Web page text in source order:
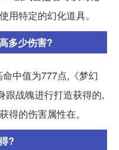
用特定的幻化道具。
多少伤害?
中值为777点,《梦幻
跟战魄进行打造获得的,
得的伤害属性在。
?